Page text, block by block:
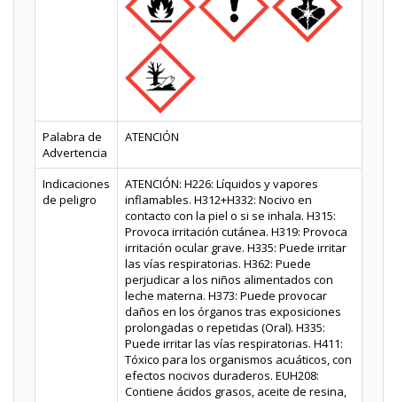
Palabra de
Advertencia
ATENCIÓN
Indicaciones
de peligro
ATENCIÓN: H226: Líquidos y vapores
inflamables. H312+H332: Nocivo en
contacto con la piel o si se inhala. H315:
Provoca irritación cutánea. H319: Provoca
irritación ocular grave. H335: Puede irritar
las vías respiratorias. H362: Puede
perjudicar a los niños alimentados con
leche materna. H373: Puede provocar
daños en los órganos tras exposiciones
prolongadas o repetidas (Oral). H335:
Puede irritar las vías respiratorias. H411:
Tóxico para los organismos acuáticos, con
efectos nocivos duraderos. EUH208:
Contiene ácidos grasos, aceite de resina,